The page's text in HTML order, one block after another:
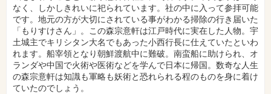
なく、しかしきれいに祀られています。社の中に入って参拝可能
です。地元の方が大切にされている事がわかる掃除の行き届いた
「もりすけさん」。この森宗意軒は江戸時代に実在した人物。宇
土城主でキリシタン大名でもあった小西行長に仕えていたといわ
れます。船宰領となり朝鮮渡航中に難破。南蛮船に助けられ、オ
ランダや中国で火術や医術などを学んで日本に帰国。数奇な人生
の森宗意軒は知識も軍略も妖術と恐れられる程のものを身に着け
ていたのでしょう。